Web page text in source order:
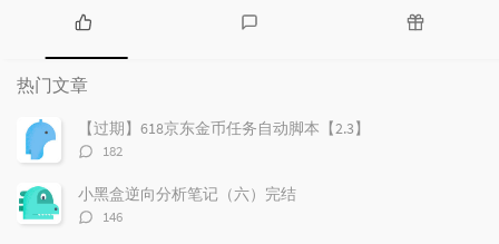
热
门
文
章
论
热门文章
【过期】618京东金币任务自动脚本【2.3】
评
数：
182
小黑盒逆向分析笔记（六）完结
评
146